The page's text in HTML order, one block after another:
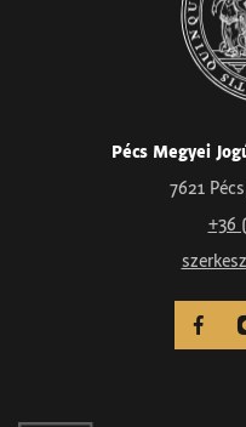
Pécs Megyei
7621
+36